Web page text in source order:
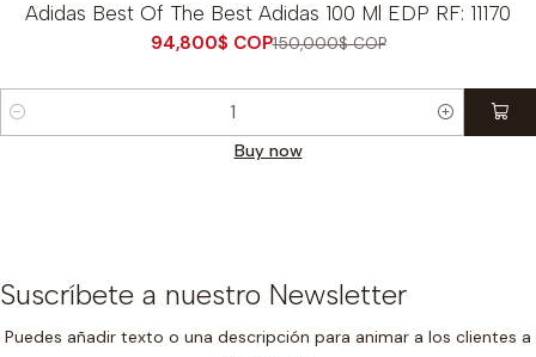
Adidas Best Of The Best Adidas 100 Ml EDP RF: 11170
94,800$ COP150,000$ COP
Cantidad
Buy now
Suscríbete a nuestro Newsletter
Puedes añadir texto o una descripción para animar a los clientes a